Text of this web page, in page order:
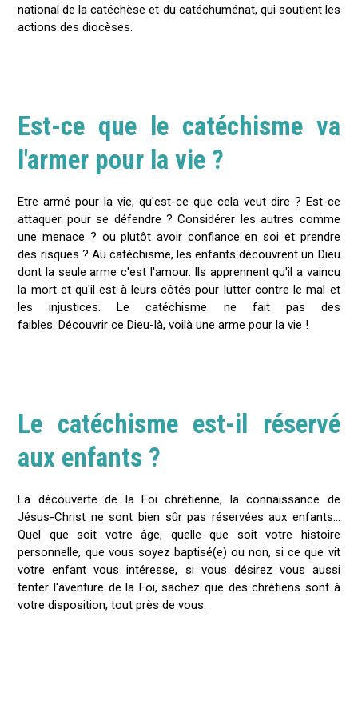
national de la catéchèse et du catéchuménat, qui soutient les
actions des diocèses.
Est-ce que le catéchisme va
l'armer pour la vie ?
Etre armé pour la vie, qu'est-ce que cela veut dire ? Est-ce
attaquer pour se défendre ? Considérer les autres comme
une menace ? ou plutôt avoir confiance en soi et prendre
des risques ? Au catéchisme, les enfants découvrent un Dieu
dont la seule arme c'est l'amour. Ils apprennent qu'il a vaincu
la mort et qu'il est à leurs côtés pour lutter contre le mal et
les injustices. Le catéchisme ne fait pas des
faibles. Découvrir ce Dieu-là, voilà une arme pour la vie !
Le catéchisme est-il réservé
aux enfants ?
La découverte de la Foi chrétienne, la connaissance de
Jésus-Christ ne sont bien sûr pas réservées aux enfants...
Quel que soit votre âge, quelle que soit votre histoire
personnelle, que vous soyez baptisé(e) ou non, si ce que vit
votre enfant vous intéresse, si vous désirez vous aussi
tenter l'aventure de la Foi, sachez que des chrétiens sont à
votre disposition, tout près de vous.